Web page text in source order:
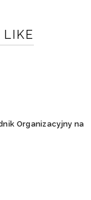
LIKE
Organizacyjny na